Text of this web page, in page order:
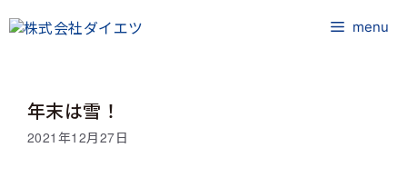
ン
menu
年末は雪！
2021年12月27日